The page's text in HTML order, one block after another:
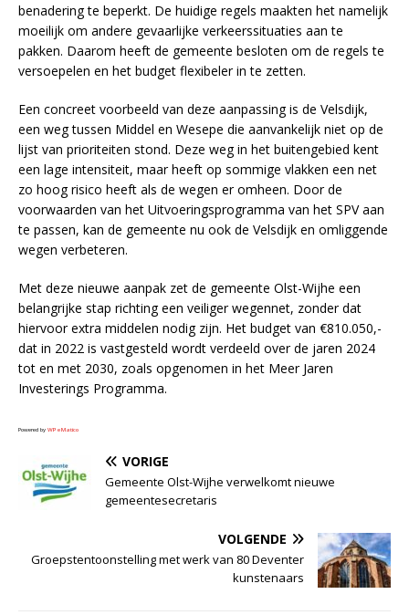
benadering te beperkt. De huidige regels maakten het namelijk
moeilijk om andere gevaarlijke verkeerssituaties aan te
pakken. Daarom heeft de gemeente besloten om de regels te
versoepelen en het budget flexibeler in te zetten.
Een concreet voorbeeld van deze aanpassing is de Velsdijk,
een weg tussen Middel en Wesepe die aanvankelijk niet op de
lijst van prioriteiten stond. Deze weg in het buitengebied kent
een lage intensiteit, maar heeft op sommige vlakken een net
zo hoog risico heeft als de wegen er omheen. Door de
voorwaarden van het Uitvoeringsprogramma van het SPV aan
te passen, kan de gemeente nu ook de Velsdijk en omliggende
wegen verbeteren.
Met deze nieuwe aanpak zet de gemeente Olst-Wijhe een
belangrijke stap richting een veiliger wegennet, zonder dat
hiervoor extra middelen nodig zijn. Het budget van €810.050,-
dat in 2022 is vastgesteld wordt verdeeld over de jaren 2024
tot en met 2030, zoals opgenomen in het Meer Jaren
Investerings Programma.
Powered by WPeMatico
VORIGE
Gemeente Olst-Wijhe verwelkomt nieuwe
gemeentesecretaris
VOLGENDE
Groepstentoonstelling met werk van 80 Deventer
kunstenaars